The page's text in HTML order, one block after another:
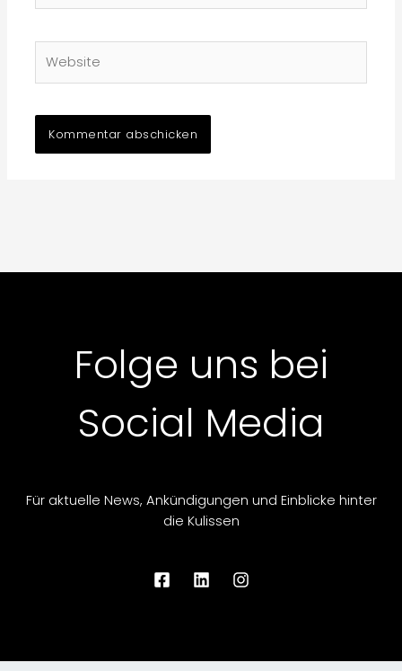
Folge uns bei
Social Media
Für aktuelle News, Ankündigungen und Einblicke hinter
die Kulissen